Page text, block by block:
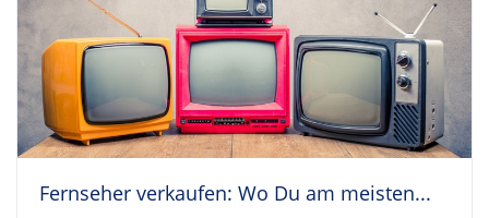
Fernseher verkaufen: Wo Du am meisten...